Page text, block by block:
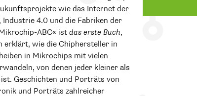
wie das Internet der
Industrie 4.0 und die Fabriken der
ABC« ist das erste Buch,
erklärt, wie die Chiphersteller in
in Mikrochips mit vielen
von denen jeder kleiner als
Geschichten und Porträts von
und Porträts zahlreicher